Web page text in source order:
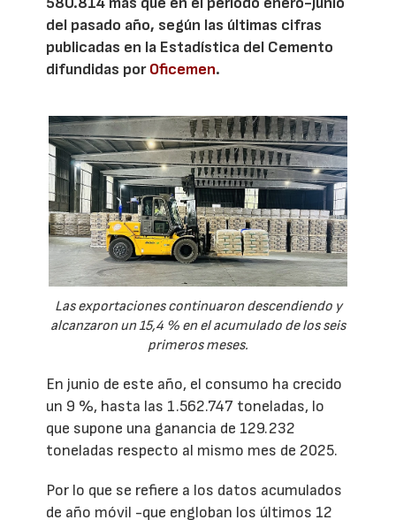
del pasado año, según las últimas cifras
publicadas en la Estadística del Cemento
difundidas porOficemen.
Las exportaciones continuaron descendiendo y
alcanzaron un 15,4 % en el acumulado de los seis
primeros meses.
En junio de este año, el consumo ha crecido
un 9 %, hasta las 1.562.747 toneladas, lo
que supone una ganancia de 129.232
toneladas respecto al mismo mes de 2025.
Por lo que se refiere a los datos acumulados
de año móvil -que engloban los últimos 12